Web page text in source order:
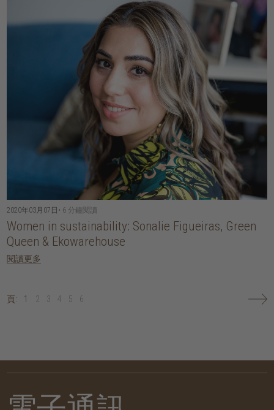
2020年03月07日 • 6 分鐘閱讀
Women in sustainability: Sonalie Figueiras, Green
Queen & Ekowarehouse
閱讀更多
頁: 1 2 3 4 5 6